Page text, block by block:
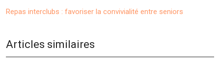
Repas interclubs : favoriser la convivialité entre seniors
Articles similaires